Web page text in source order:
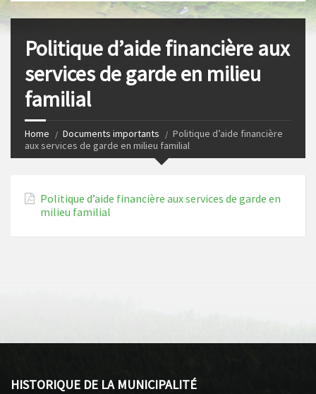
Politique d’aide financière aux
services de garde en milieu
familial
Home Documents importants
Politique d’aide financière
aux services de garde en milieu familial
Politique d’aide financière aux services de garde en
milieu familial
HISTORIQUE DE LA MUNICIPALITÉ